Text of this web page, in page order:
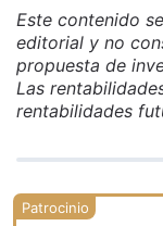
Este contenido
editorial y no
propuesta de
Las
rentabilidades